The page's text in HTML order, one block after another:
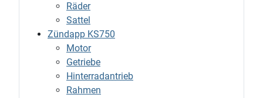
Räder
Sattel
Zündapp KS750
Motor
Getriebe
Hinterradantrieb
Rahmen